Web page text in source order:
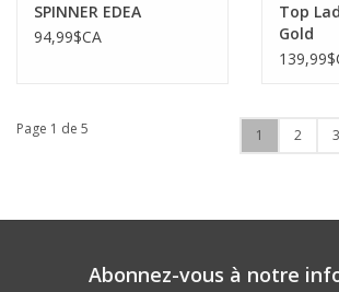
SPINNER EDEA
94,99$CA
Top
Gold
Page 1 de 5 1 2 3
Abonnez-vous à notre